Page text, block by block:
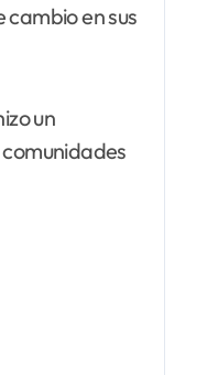
en sus
un